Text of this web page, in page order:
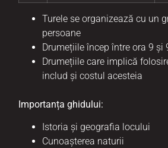
Turele se organizează cu un
persoane
Drumețiile încep între ora 9 și
Drumețiile care implică
includ și costul acesteia
Importanța ghidului:
Istoria și geografia locului
Cunoașterea naturii